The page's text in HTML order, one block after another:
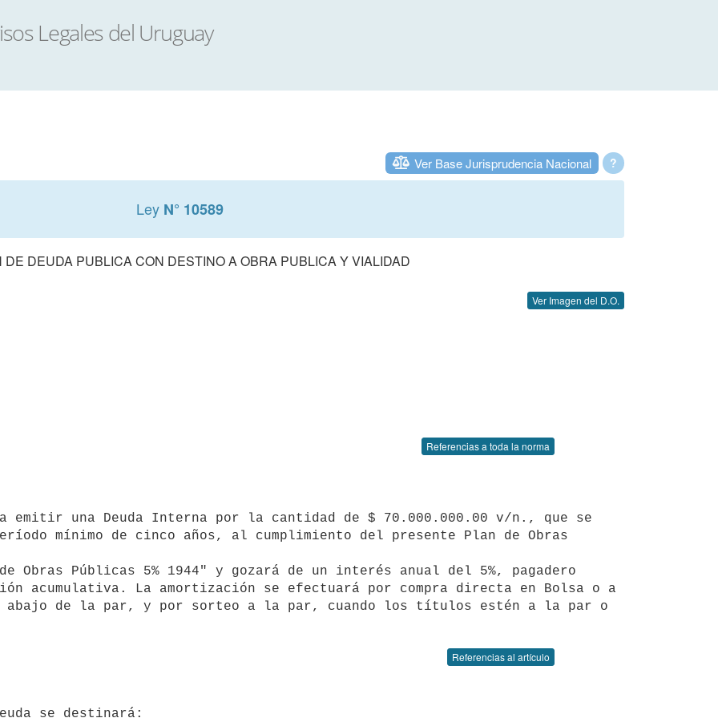
?
Ver Base Jurisprudencia Nacional
Ley N° 10589
DE DEUDA PUBLICA CON DESTINO A OBRA PUBLICA Y VIALIDAD
Ver Imagen del D.O.
Referencias a toda la norma
mínimo de cinco años, al cumplimiento del presente Plan de Obras
acumulativa. La amortización se efectuará por compra directa en Bolsa o a
de la par, y por sorteo a la par, cuando los títulos estén a la par o
Referencias al artículo